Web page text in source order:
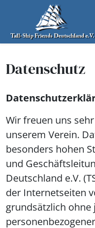
Datenschutz
Wir freuen uns
unserem Verein.
besonders hohen
und
Deutschland e.V.
der Internetseiten
grundsätzlich ohne